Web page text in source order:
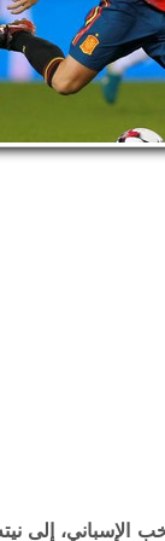
الإسباني، إلى